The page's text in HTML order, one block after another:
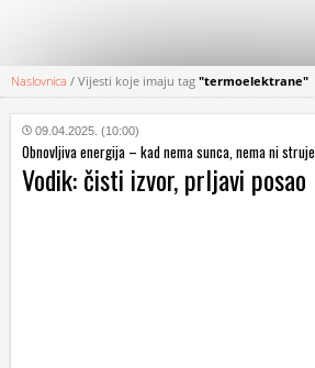
KATEGORIJE
HRVATSKI
WEB
Naslovnica / Vijesti koje imaju tag "termoelektrane"
09.04.2025. (10:00)
Obnovljiva energija – kad nema sunca, nema ni struje
Vodik: čisti izvor, prljavi posao